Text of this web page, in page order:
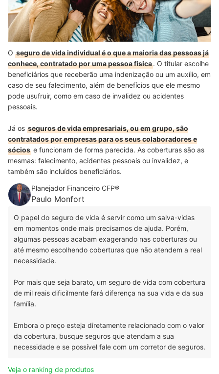
O seguro de vida individual é o que a maioria das pessoas já
conhece, contratado por uma pessoa física. O titular escolhe
beneficiários que receberão uma indenização ou um auxílio, em
caso de seu falecimento, além de benefícios que ele mesmo
pode usufruir, como em caso de invalidez ou acidentes
pessoais.
Já os seguros de vida empresariais, ou em grupo, são
contratados por empresas para os seus colaboradores e
sócios e funcionam de forma parecida. As coberturas são as
mesmas: falecimento, acidentes pessoais ou invalidez, e
também são incluídos beneficiários.
Planejador Financeiro CFP®
Paulo Monfort
O papel do seguro de vida é servir como um salva-vidas
em momentos onde mais precisamos de ajuda. Porém,
algumas pessoas acabam exagerando nas coberturas ou
até mesmo escolhendo coberturas que não atendem a real
necessidade.
Por mais que seja barato, um seguro de vida com cobertura
de mil reais dificilmente fará diferença na sua vida e da sua
família.
Embora o preço esteja diretamente relacionado com o valor
da cobertura, busque seguros que atendam a sua
necessidade e se possível fale com um corretor de seguros.
Veja o ranking de produtos